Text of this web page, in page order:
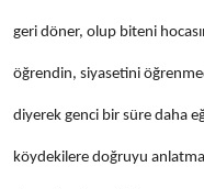
geri döner, olup biteni
öğrendin, siyasetini
diyerek genci bir süre daha
köydekilere doğruyu